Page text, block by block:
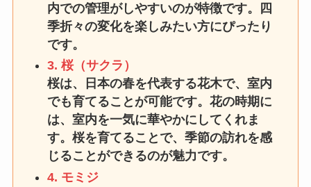
内での管理がしやすいのが特徴です。四
季折々の変化を楽しみたい方にぴったり
です。
3. 桜（サクラ）
桜は、日本の春を代表する花木で、室内
でも育てることが可能です。花の時期に
は、室内を一気に華やかにしてくれま
す。桜を育てることで、季節の訪れを感
じることができるのが魅力です。
4. モミジ